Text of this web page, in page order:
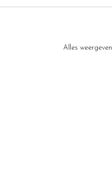
Alles weergeven